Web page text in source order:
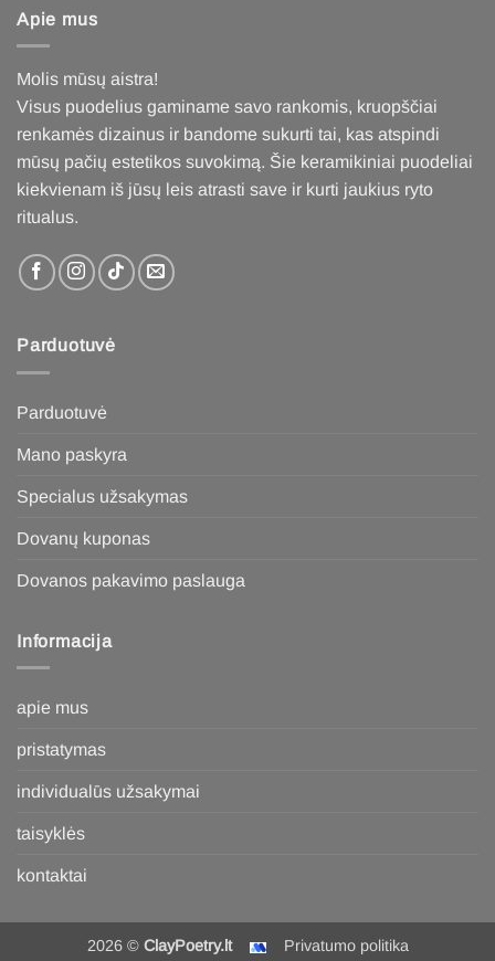
Apie mus
Molis mūsų aistra!
Visus puodelius gaminame savo rankomis, kruopščiai
renkamės dizainus ir bandome sukurti tai, kas atspindi
mūsų pačių estetikos suvokimą. Šie keramikiniai puodeliai
kiekvienam iš jūsų leis atrasti save ir kurti jaukius ryto
ritualus.
Parduotuvė
Parduotuvė
Mano paskyra
Specialus užsakymas
Dovanų kuponas
Dovanos pakavimo paslauga
Informacija
apie mus
pristatymas
individualūs užsakymai
taisyklės
kontaktai
2026 © ClayPoetry.lt Privatumo politika